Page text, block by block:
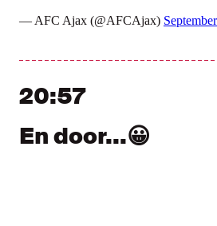
— AFC Ajax (@AFCAjax)
20:57
En door...😀